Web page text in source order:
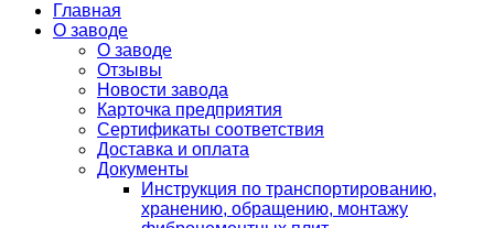
Главная
О заводе
О заводе
Отзывы
Новости завода
Карточка предприятия
Сертификаты соответствия
Доставка и оплата
Документы
Инструкция по транспортированию,
хранению, обращению, монтажу